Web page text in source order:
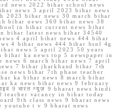
news 2022 bihar school news
news 3 april 2023 bihar news
2023 bihar news 30 march bihar
bihar news 360 bihar news 38
in bihar current news bihar
bihar latest news bihar 34540
4 april bihar news 444 bihar
4 bihar news 444 bihar bsnl 4g
news 5 april 2023 50 years
ka news top 5 newspaper in
6 march bihar news 7 april
7 bihar jharkhand bihar 7th
news bihar 7th phase teacher
ka bihar news 8 march bihar
ka news bihar news 9 february
9 भारत न्यूज़ 9 bharat news hindi
teacher vacancy in bihar today
9th class news 9 bharat news
youtube t v 9 bharat news